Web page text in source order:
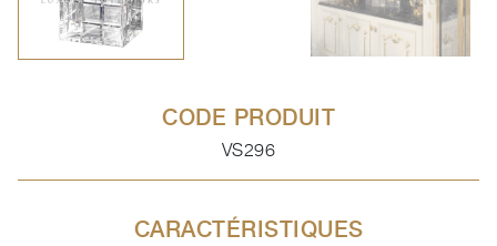
CODE PRODUIT
VS296
CARACTÉRISTIQUES